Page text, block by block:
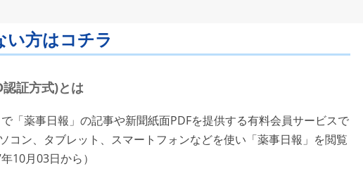
い方はコチラ
認証方式)とは
「薬事日報」の記事や新聞紙面PDFを提供する有料会員サービスで
コン、タブレット、スマートフォンなどを使い「薬事日報」を閲覧
10月03日から）